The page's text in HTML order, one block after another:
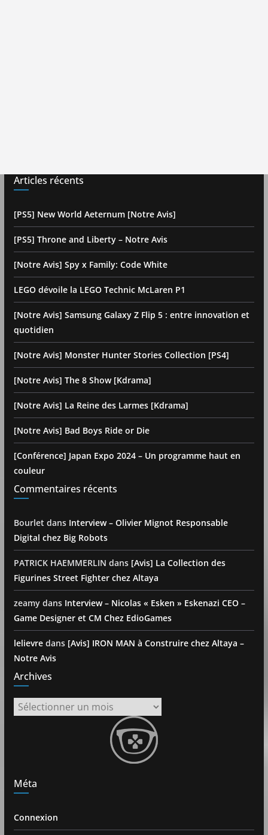
Articles récents
[PS5] New World Aeternum [Notre Avis]
[PS5] Throne and Liberty – Notre Avis
[Notre Avis] Spy x Family: Code White
LEGO dévoile la LEGO Technic McLaren P1
[Notre Avis] Samsung Galaxy Z Flip 5 : entre innovation et
quotidien
[Notre Avis] Monster Hunter Stories Collection [PS4]
[Notre Avis] The 8 Show [Kdrama]
[Notre Avis] La Reine des Larmes [Kdrama]
[Notre Avis] Bad Boys Ride or Die
[Conférence] Japan Expo 2024 – Un programme haut en
couleur
Commentaires récents
Bourlet dans Interview – Olivier Mignot Responsable
Digital chez Big Robots
PATRICK HAEMMERLIN dans [Avis] La Collection des
Figurines Street Fighter chez Altaya
zeamydans Interview – Nicolas « Esken » Eskenazi CEO –
Game Designer et CM Chez EdioGames
lelievredans [Avis] IRON MAN à Construire chez Altaya –
Notre Avis
Archives
Archives
Méta
Connexion